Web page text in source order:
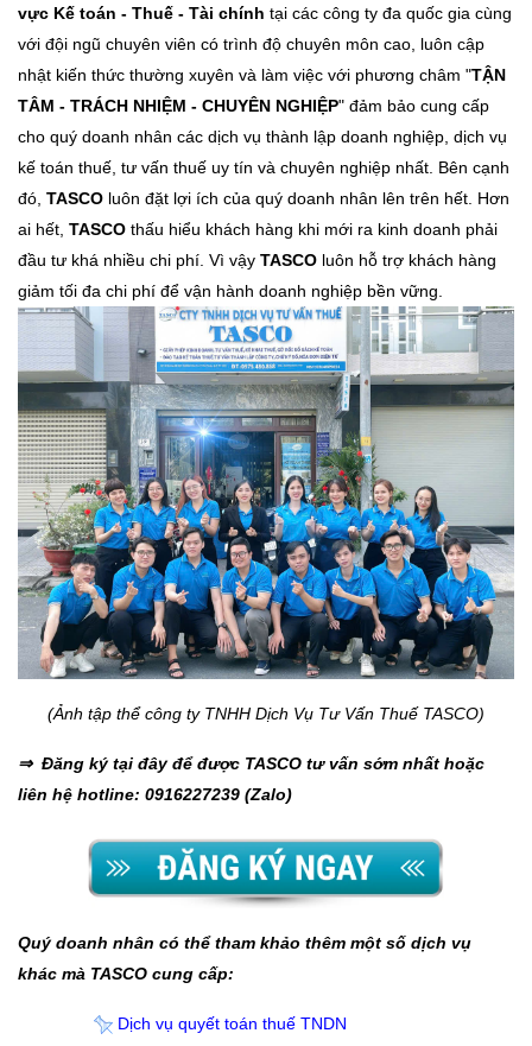
vực Kế toán - Thuế - Tài chính tại các công ty đa quốc gia cùng
với đội ngũ chuyên viên có trình độ chuyên môn cao, luôn cập
nhật kiến thức thường xuyên và làm việc với phương châm "TẬN
TÂM - TRÁCH NHIỆM - CHUYÊN NGHIỆP" đảm bảo cung cấp
cho quý doanh nhân các dịch vụ thành lập doanh nghiệp, dịch vụ
kế toán thuế, tư vấn thuế uy tín và chuyên nghiệp nhất. Bên cạnh
đó, TASCO luôn đặt lợi ích của quý doanh nhân lên trên hết. Hơn
ai hết, TASCO thấu hiểu khách hàng khi mới ra kinh doanh phải
đầu tư khá nhiều chi phí. Vì vậy TASCO luôn hỗ trợ khách hàng
giảm tối đa chi phí để vận hành doanh nghiệp bền vững.
(Ảnh tập thể công ty TNHH Dịch Vụ Tư Vấn Thuế TASCO)
⇒ Đăng ký tại đây để được TASCO tư vấn sớm nhất hoặc
liên hệ hotline: 0916227239 (Zalo)
Quý doanh nhân có thể tham khảo thêm một số dịch vụ
khác mà TASCO cung cấp:
Dịch vụ quyết toán thuế TNDN